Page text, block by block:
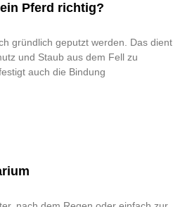
Pferd richtig?
gründlich geputzt werden. Das dient
und Staub aus dem Fell zu
auch die Bindung